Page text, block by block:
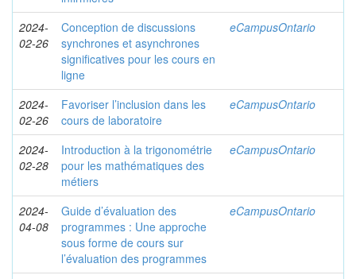
2024-
02-26
Conception de discussions
synchrones et asynchrones
significatives pour les cours en
ligne
eCampusOntario
2024-
02-26
Favoriser l’inclusion dans les
cours de laboratoire
eCampusOntario
2024-
02-28
Introduction à la trigonométrie
pour les mathématiques des
métiers
eCampusOntario
2024-
04-08
Guide d’évaluation des
programmes : Une approche
sous forme de cours sur
l’évaluation des programmes
eCampusOntario